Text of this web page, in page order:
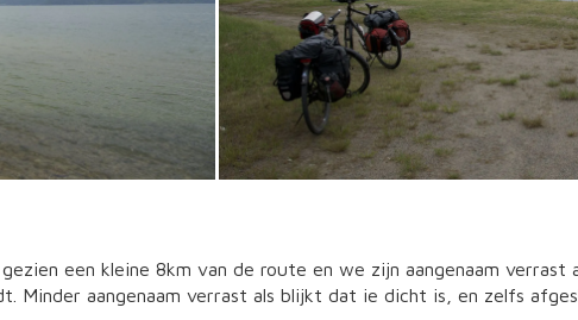
een kleine 8km van de route en we zijn aangenaam verrast
Minder aangenaam verrast als blijkt dat ie dicht is, en zelfs